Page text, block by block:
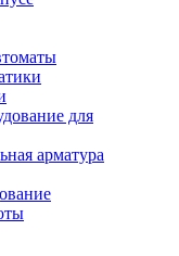
для
арматура